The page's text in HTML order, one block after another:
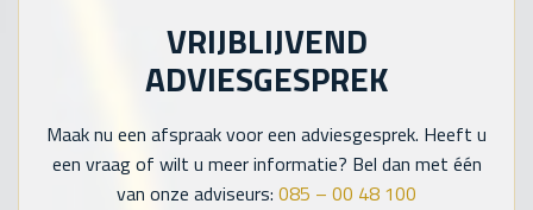
VRIJBLIJVEND
ADVIESGESPREK
Maak nu een afspraak voor een adviesgesprek. Heeft u
een vraag of wilt u meer informatie? Bel dan met één
van onze adviseurs: 085 – 00 48 100